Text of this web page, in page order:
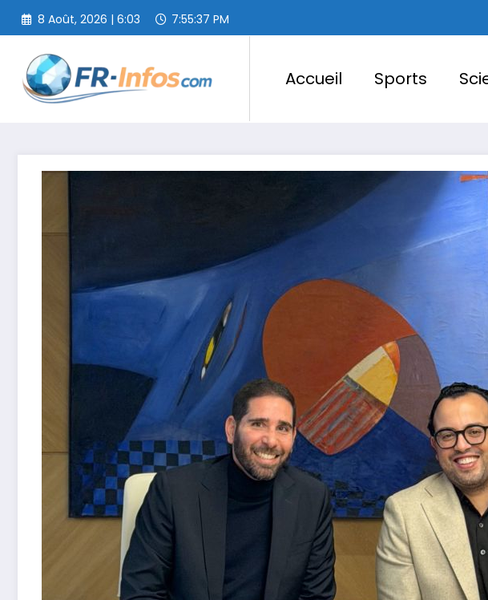
Aller
contenu
8 Août, 2026 | 6:03 7:55:39 PM
Accueil Sports